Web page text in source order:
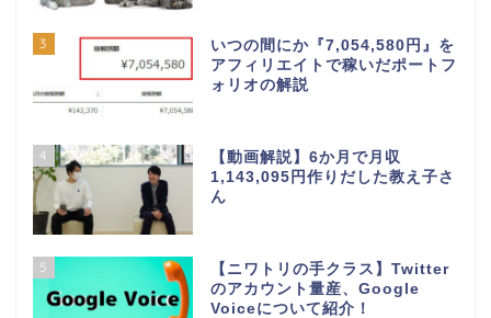
3
いつの間にか『7,054,580円』を
アフィリエイトで稼いだポートフ
ォリオの解説
4
【動画解説】6か月で月収
1,143,095円作りだした教え子さ
ん
5
【ニワトリの手クラス】Twitter
のアカウント量産、Google
Voiceについて紹介！